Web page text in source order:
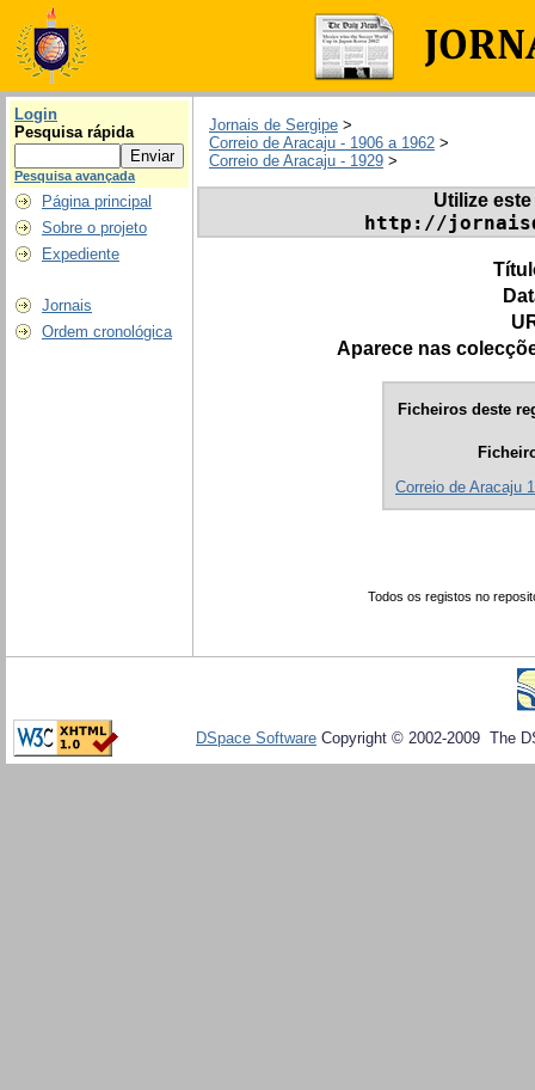
Login
Pesquisa rápida
Pesquisa avançada
Página principal
Sobre o projeto
Expediente
Jornais
Ordem cronológica
Jornais de Sergipe >
Correio de Aracaju - 1906 a 1962 >
Correio de Aracaju - 1929 >
Utilize
http://
Aparece nas
Ficheiros deste
Correio de Aracaju
Todos os registos no
DSpace Software Copyright © 2002-2009 The